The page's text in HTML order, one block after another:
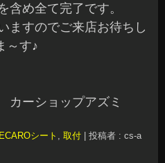
含め全て完了です。
ますのでご来店お待ちし
～す♪
ーショップアズミ
シート 取付 | 投稿者 : cs-a